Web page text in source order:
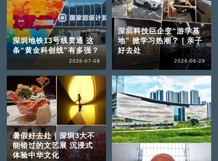
深圳地铁13号线贯通 这
条“黄金科创线”有多强？
2026-07-09
深圳科技巨企变“游学基
地” 掀学习热潮？｜亲子
好去处
2026-06-29
暑假好去处｜深圳3大不
能错过的文艺展 沉浸式
体验中华文化